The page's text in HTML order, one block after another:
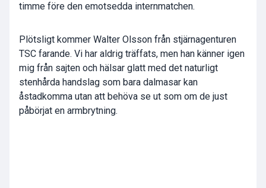
timme före den emotsedda internmatchen.
Plötsligt kommer Walter Olsson från stjärnagenturen
TSC farande. Vi har aldrig träffats, men han känner igen
mig från sajten och hälsar glatt med det naturligt
stenhårda handslag som bara dalmasar kan
åstadkomma utan att behöva se ut som om de just
påbörjat en armbrytning.